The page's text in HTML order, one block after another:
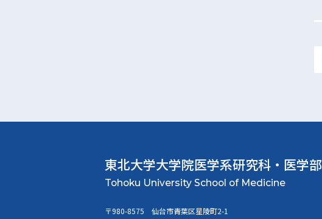
東北大学大学院医学系研究科・医学部
〒980-8575 仙台市青葉区星陵町2-1